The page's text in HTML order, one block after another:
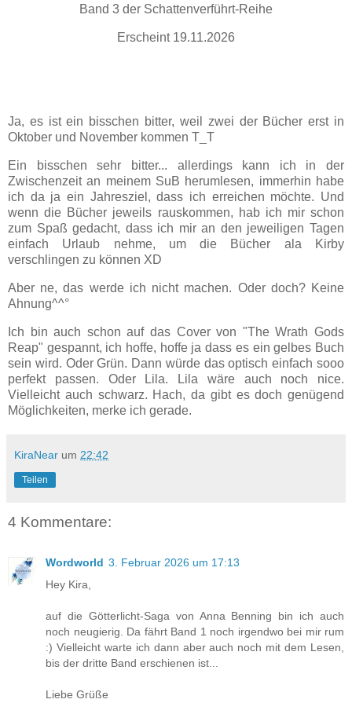
Band 3 der Schattenverführt-Reihe
Erscheint 19.11.2026
Ja, es ist ein bisschen bitter, weil zwei der Bücher erst in
Oktober und November kommen T_T
Ein bisschen sehr bitter... allerdings kann ich in der
Zwischenzeit an meinem SuB herumlesen, immerhin habe
ich da ja ein Jahresziel, dass ich erreichen möchte. Und
wenn die Bücher jeweils rauskommen, hab ich mir schon
zum Spaß gedacht, dass ich mir an den jeweiligen Tagen
einfach Urlaub nehme, um die Bücher ala Kirby
verschlingen zu können XD
Aber ne, das werde ich nicht machen. Oder doch? Keine
Ahnung^^°
Ich bin auch schon auf das Cover von "The Wrath Gods
Reap" gespannt, ich hoffe, hoffe ja dass es ein gelbes Buch
sein wird. Oder Grün. Dann würde das optisch einfach sooo
perfekt passen. Oder Lila. Lila wäre auch noch nice.
Vielleicht auch schwarz. Hach, da gibt es doch genügend
Möglichkeiten, merke ich gerade.
KiraNear um 22:42
Teilen
4 Kommentare:
Wordworld 3. Februar 2026 um 17:13
Hey Kira,
auf die Götterlicht-Saga von Anna Benning bin ich auch
noch neugierig. Da fährt Band 1 noch irgendwo bei mir rum
:) Vielleicht warte ich dann aber auch noch mit dem Lesen,
bis der dritte Band erschienen ist...
Liebe Grüße